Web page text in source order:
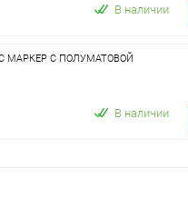
В наличии
МАРКЕР С ПОЛУМАТОВОЙ
В наличии